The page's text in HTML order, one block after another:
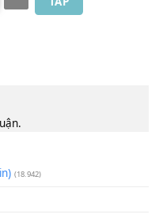
xīnshì de[G] lín yǔ